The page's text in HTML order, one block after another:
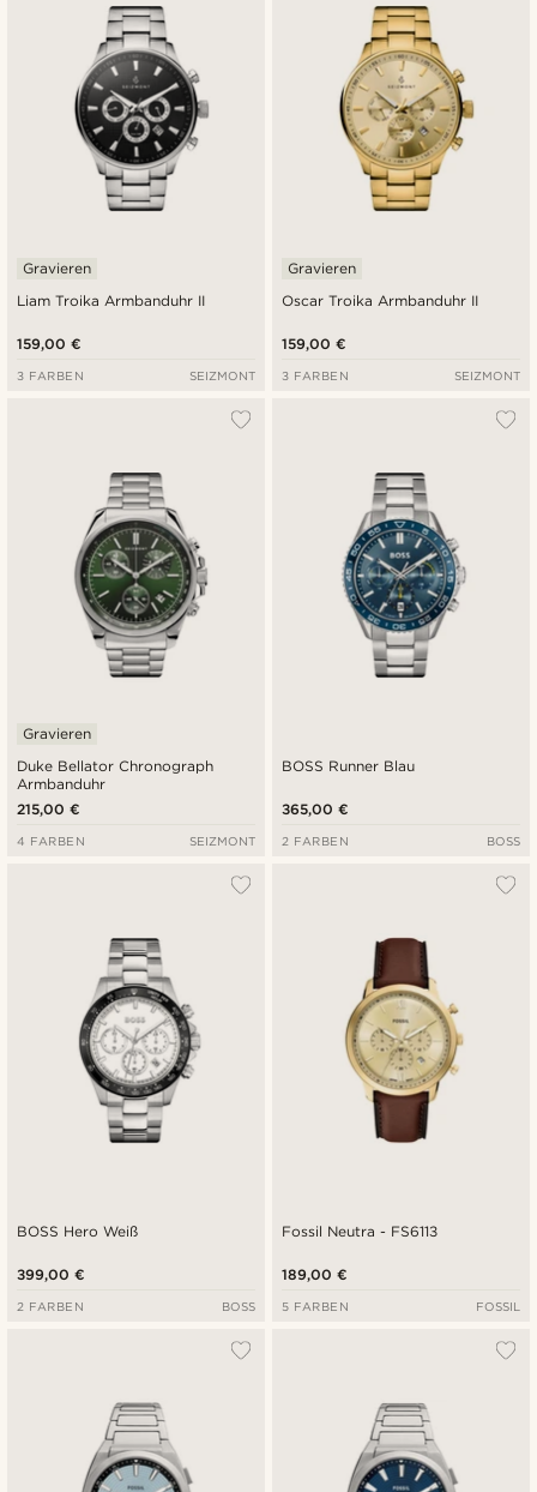
Liam Troika Armbanduhr II
Gravieren
159,00 €
3 FARBEN SEIZMONT
Oscar Troika Armbanduhr II
Gravieren
159,00 €
3 FARBEN SEIZMONT
Duke Bellator Chronograph
Armbanduhr
Gravieren
215,00 €
4 FARBEN SEIZMONT
BOSS Runner Blau
365,00 €
2 FARBEN BOSS
BOSS Hero Weiß
399,00 €
2 FARBEN BOSS
Fossil Neutra - FS6113
189,00 €
5 FARBEN FOSSIL